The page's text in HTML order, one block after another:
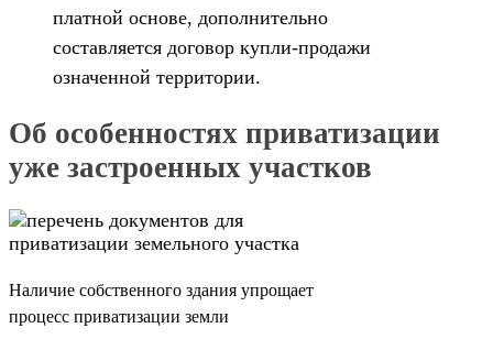
платной основе, дополнительно
составляется договор купли-продажи
означенной территории.
Об особенностях приватизации
уже застроенных участков
Наличие собственного здания упрощает
процесс приватизации земли